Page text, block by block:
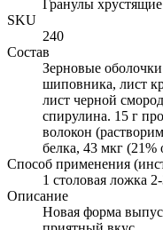
Гранулы
SKU
240
Состав
Зерновые
шиповника, лист
лист черной
спирулина. 15 г
волокон
белка, 43 мкг
Способ применения
1 столовая ложка
Описание
Новая форма